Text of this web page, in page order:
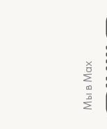
Мы в Max